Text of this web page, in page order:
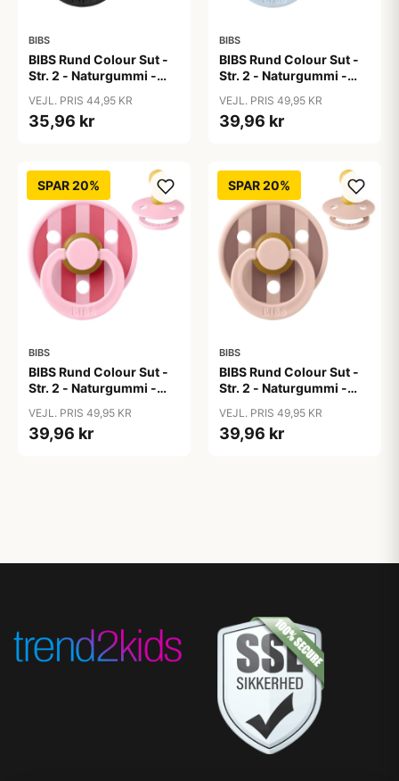
BIBS
BIBS Rund Colour Sut -
Str. 2 - Naturgummi -
VEJL. PRIS 44,95 KR
35,96 kr
BIBS
BIBS Rund Colour Sut -
Str. 2 - Naturgummi -
Blue/Dusty Blue
VEJL. PRIS 49,95 KR
39,96 kr
SPAR 20%
BIBS
BIBS Rund Colour Sut -
Str. 2 - Naturgummi -
Pink/Coral
VEJL. PRIS 49,95 KR
39,96 kr
SPAR 20%
BIBS
BIBS Rund Colour Sut -
Str. 2 - Naturgummi -
Blush/Woodchuck
VEJL. PRIS 49,95 KR
39,96 kr